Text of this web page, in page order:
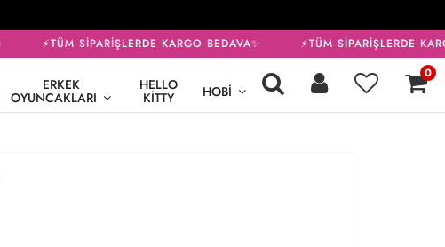
⚡TÜM SİPARİŞLERDE KARGO BEDAVA✨ ⚡TÜM SİPARİŞLERDE
ERKEK
OYUNCAKLARI
HELLO
KITTY HOBI
0